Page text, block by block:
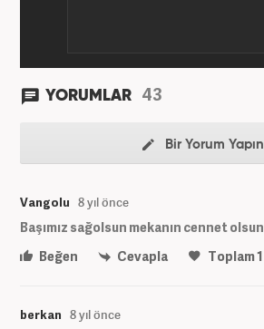
YORUMLAR 43
Bir Yorum Yapın
Vangolu 8 yıl önce
Başımız sağolsun mekanın cennet olsun
Beğen
Cevapla Toplam1
berkan 8 yıl önce